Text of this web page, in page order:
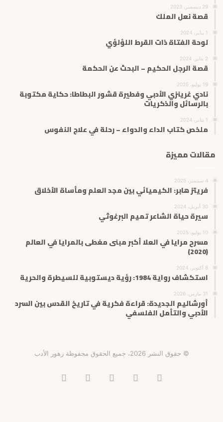
29 ديسمبر، 2023
قصة نعل الملك
1 يناير، 2024
لوحة الفتاة ذات القرط اللؤلؤي
2 يناير، 2024
قصة الرجل الحكيم – البحث عن الحكمة
19 يوليو، 2025
نادي غرينزي الأدبي وفطيرة قشور البطاطا: حكاية مكتوبة
بالرسائل والذكريات
1 يناير، 2024
ملخص كتاب الداء والدواء – رحلة في علاج النفوس
مقالات مميزة
4 سبتمبر، 2025
فريتز هابر: الكيميائي بين مجد العلم ومأساة الأخلاق
30 أبريل، 2024
سيرة حياة الشاعر تميم البرغوثي
10 يوليو، 2025
مسرح مرايا في العلا أكبر مبنى مغطى بالمرايا في العالم
(2020)
8 أكتوبر، 2024
استكشاف رواية 1984: رؤية ديستوبية للسيطرة والحرية
31 مارس، 2026
أورشاليم الجديدة: قراءة فكرية في تاريخ القدس بين السرد
الأدبي والتأمل الفلسفي
© حقوق النشر 2026، جميع الحقوق محفوظة زهور الأدب
فيسبوك انستقرامتيلقرام